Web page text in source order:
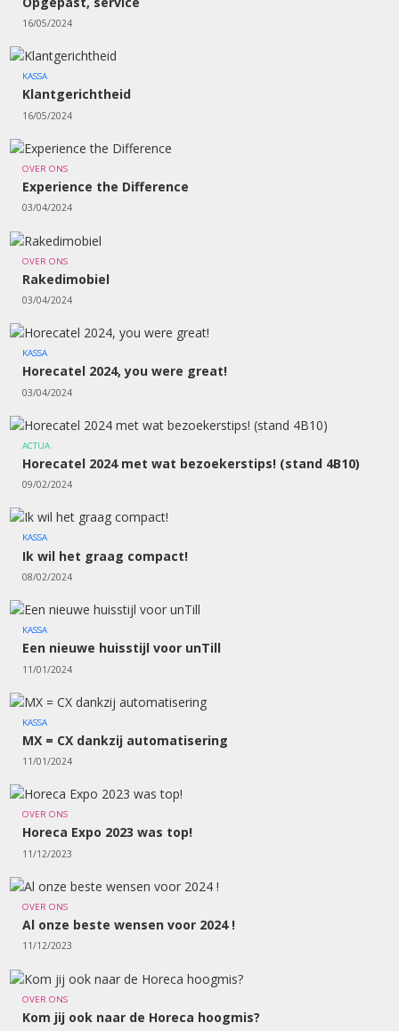
16/05/2024
KASSA
Klantgerichtheid
16/05/2024
OVER ONS
Experience the Difference
03/04/2024
OVER ONS
Rakedimobiel
03/04/2024
KASSA
Horecatel 2024, you were great!
03/04/2024
ACTUA
Horecatel 2024 met wat bezoekerstips! (stand 4B10)
09/02/2024
KASSA
Ik wil het graag compact!
08/02/2024
KASSA
Een nieuwe huisstijl voor unTill
11/01/2024
KASSA
MX = CX dankzij automatisering
11/01/2024
OVER ONS
Horeca Expo 2023 was top!
11/12/2023
OVER ONS
Al onze beste wensen voor 2024 !
11/12/2023
OVER ONS
Kom jij ook naar de Horeca hoogmis?